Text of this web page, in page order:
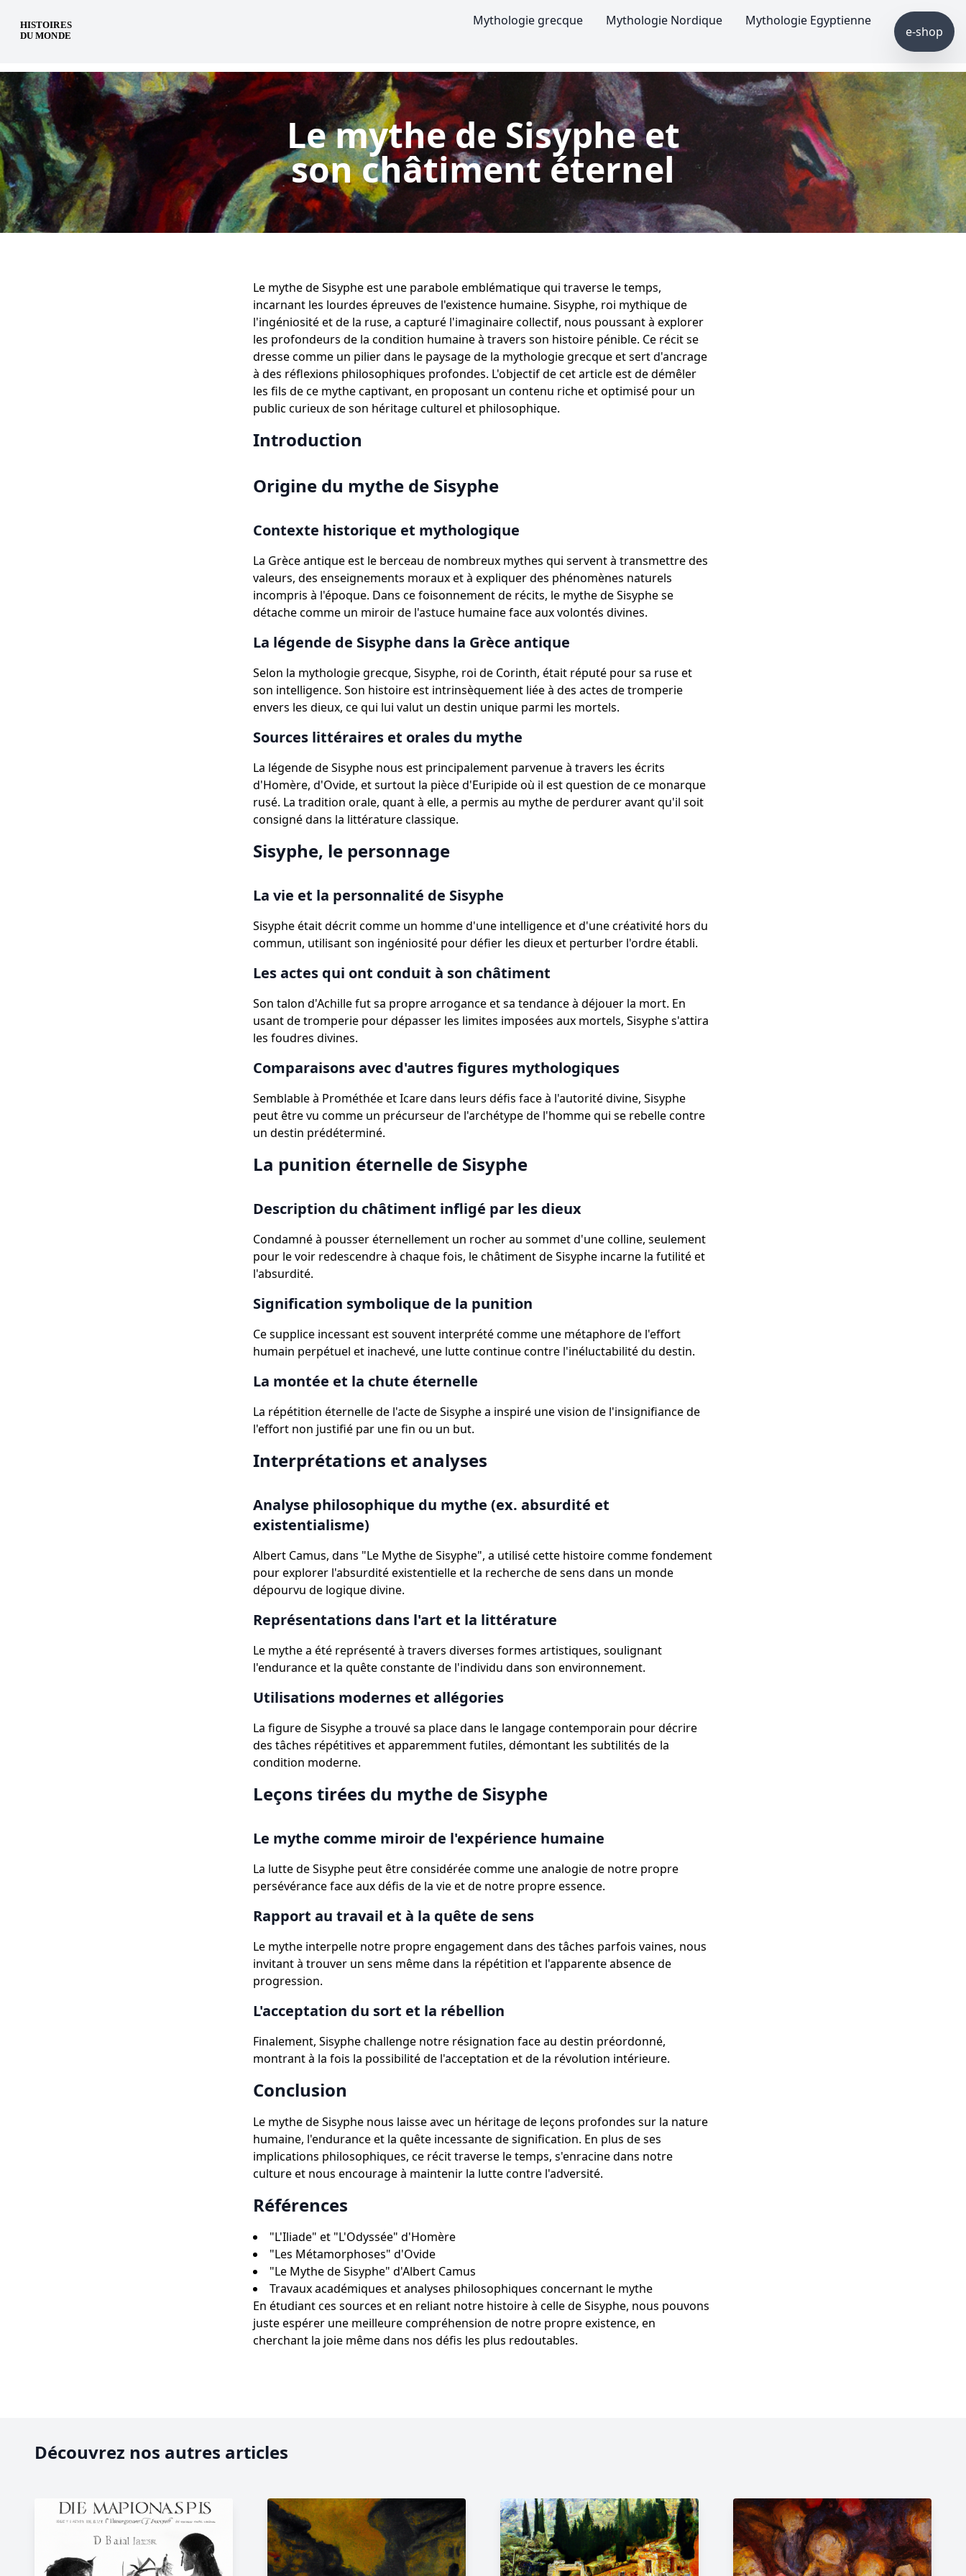
Mythologie grecque Mythologie Nordique Mythologie Egyptienne
e-shop
Le mythe de Sisyphe et
son châtiment éternel
Le mythe de Sisyphe est une parabole emblématique qui traverse le temps,
incarnant les lourdes épreuves de l'existence humaine. Sisyphe, roi mythique de
l'ingéniosité et de la ruse, a capturé l'imaginaire collectif, nous poussant à explorer
les profondeurs de la condition humaine à travers son histoire pénible. Ce récit se
dresse comme un pilier dans le paysage de la mythologie grecque et sert d'ancrage
à des réflexions philosophiques profondes. L'objectif de cet article est de démêler
les fils de ce mythe captivant, en proposant un contenu riche et optimisé pour un
public curieux de son héritage culturel et philosophique.
Introduction
Origine du mythe de Sisyphe
Contexte historique et mythologique
La Grèce antique est le berceau de nombreux mythes qui servent à transmettre des
valeurs, des enseignements moraux et à expliquer des phénomènes naturels
incompris à l'époque. Dans ce foisonnement de récits, le mythe de Sisyphe se
détache comme un miroir de l'astuce humaine face aux volontés divines.
La légende de Sisyphe dans la Grèce antique
Selon la mythologie grecque, Sisyphe, roi de Corinth, était réputé pour sa ruse et
son intelligence. Son histoire est intrinsèquement liée à des actes de tromperie
envers les dieux, ce qui lui valut un destin unique parmi les mortels.
Sources littéraires et orales du mythe
La légende de Sisyphe nous est principalement parvenue à travers les écrits
d'Homère, d'Ovide, et surtout la pièce d'Euripide où il est question de ce monarque
rusé. La tradition orale, quant à elle, a permis au mythe de perdurer avant qu'il soit
consigné dans la littérature classique.
Sisyphe, le personnage
La vie et la personnalité de Sisyphe
Sisyphe était décrit comme un homme d'une intelligence et d'une créativité hors du
commun, utilisant son ingéniosité pour défier les dieux et perturber l'ordre établi.
Les actes qui ont conduit à son châtiment
Son talon d'Achille fut sa propre arrogance et sa tendance à déjouer la mort. En
usant de tromperie pour dépasser les limites imposées aux mortels, Sisyphe s'attira
les foudres divines.
Comparaisons avec d'autres figures mythologiques
Semblable à Prométhée et Icare dans leurs défis face à l'autorité divine, Sisyphe
peut être vu comme un précurseur de l'archétype de l'homme qui se rebelle contre
un destin prédéterminé.
La punition éternelle de Sisyphe
Description du châtiment infligé par les dieux
Condamné à pousser éternellement un rocher au sommet d'une colline, seulement
pour le voir redescendre à chaque fois, le châtiment de Sisyphe incarne la futilité et
l'absurdité.
Signification symbolique de la punition
Ce supplice incessant est souvent interprété comme une métaphore de l'effort
humain perpétuel et inachevé, une lutte continue contre l'inéluctabilité du destin.
La montée et la chute éternelle
La répétition éternelle de l'acte de Sisyphe a inspiré une vision de l'insignifiance de
l'effort non justifié par une fin ou un but.
Interprétations et analyses
Analyse philosophique du mythe (ex. absurdité et
existentialisme)
Albert Camus, dans "Le Mythe de Sisyphe", a utilisé cette histoire comme fondement
pour explorer l'absurdité existentielle et la recherche de sens dans un monde
dépourvu de logique divine.
Représentations dans l'art et la littérature
Le mythe a été représenté à travers diverses formes artistiques, soulignant
l'endurance et la quête constante de l'individu dans son environnement.
Utilisations modernes et allégories
La figure de Sisyphe a trouvé sa place dans le langage contemporain pour décrire
des tâches répétitives et apparemment futiles, démontant les subtilités de la
condition moderne.
Leçons tirées du mythe de Sisyphe
Le mythe comme miroir de l'expérience humaine
La lutte de Sisyphe peut être considérée comme une analogie de notre propre
persévérance face aux défis de la vie et de notre propre essence.
Rapport au travail et à la quête de sens
Le mythe interpelle notre propre engagement dans des tâches parfois vaines, nous
invitant à trouver un sens même dans la répétition et l'apparente absence de
progression.
L'acceptation du sort et la rébellion
Finalement, Sisyphe challenge notre résignation face au destin préordonné,
montrant à la fois la possibilité de l'acceptation et de la révolution intérieure.
Conclusion
Le mythe de Sisyphe nous laisse avec un héritage de leçons profondes sur la nature
humaine, l'endurance et la quête incessante de signification. En plus de ses
implications philosophiques, ce récit traverse le temps, s'enracine dans notre
culture et nous encourage à maintenir la lutte contre l'adversité.
Références
"L'Iliade" et "L'Odyssée" d'Homère
"Les Métamorphoses" d'Ovide
"Le Mythe de Sisyphe" d'Albert Camus
Travaux académiques et analyses philosophiques concernant le mythe
En étudiant ces sources et en reliant notre histoire à celle de Sisyphe, nous pouvons
juste espérer une meilleure compréhension de notre propre existence, en
cherchant la joie même dans nos défis les plus redoutables.
Découvrez nos autres articles